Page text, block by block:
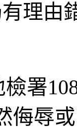
理由
署
侮辱